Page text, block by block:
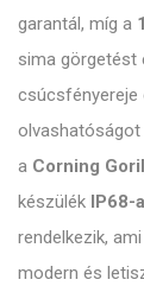
garantál, míg a
sima görgetést
csúcsfényereje
a Corning
készülék IP68-
rendelkezik,
modern és